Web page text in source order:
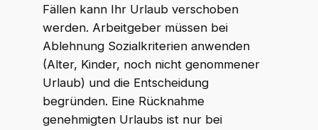
Fällen kann Ihr Urlaub verschoben
werden. Arbeitgeber müssen bei
Ablehnung Sozialkriterien anwenden
(Alter, Kinder, noch nicht genommener
Urlaub) und die Entscheidung
begründen. Eine Rücknahme
genehmigten Urlaubs ist nur bei